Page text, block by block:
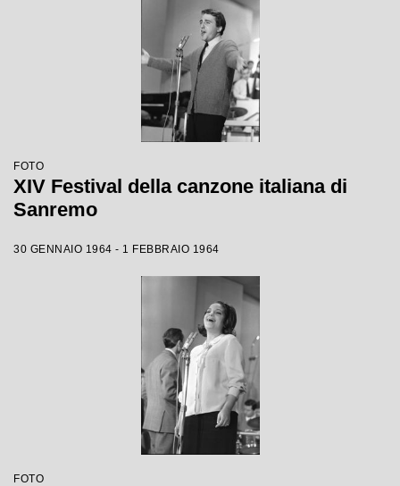
FOTO
XIV Festival della canzone italiana di
Sanremo
30 GENNAIO 1964 - 1 FEBBRAIO 1964
FOTO